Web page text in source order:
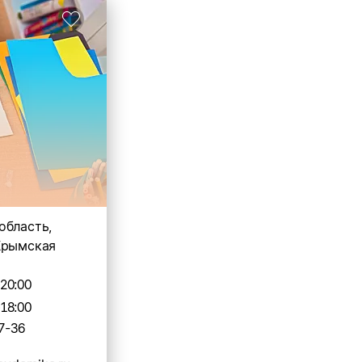
36